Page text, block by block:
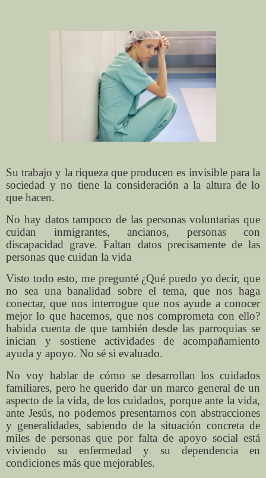
Su trabajo y la riqueza que producen es invisible para la
sociedad y no tiene la consideración a la altura de lo
que hacen.
No hay datos tampoco de las personas voluntarias que
cuidan inmigrantes, ancianos, personas con
discapacidad grave. Faltan datos precisamente de las
personas que cuidan la vida
Visto todo esto, me pregunté ¿Qué puedo yo decir, que
no sea una banalidad sobre el tema, que nos haga
conectar, que nos interrogue que nos ayude a conocer
mejor lo que hacemos, que nos comprometa con ello?
habida cuenta de que también desde las parroquias se
inician y sostiene actividades de acompañamiento
ayuda y apoyo. No sé si evaluado.
No voy hablar de cómo se desarrollan los cuidados
familiares, pero he querido dar un marco general de un
aspecto de la vida, de los cuidados, porque ante la vida,
ante Jesús, no podemos presentarnos con abstracciones
y generalidades, sabiendo de la situación concreta de
miles de personas que por falta de apoyo social está
viviendo su enfermedad y su dependencia en
condiciones más que mejorables.